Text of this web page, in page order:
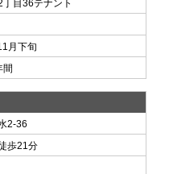
目36テナント
月下旬
間
2-36
歩21分